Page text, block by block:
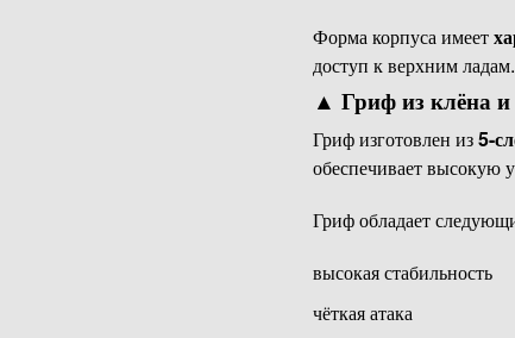
Форма корпуса имеет
доступ к верхним ладам.
▲ Гриф из клёна
Гриф изготовлен из5-
обеспечивает высокую
Гриф обладает
высокая стабильность
чёткая атака